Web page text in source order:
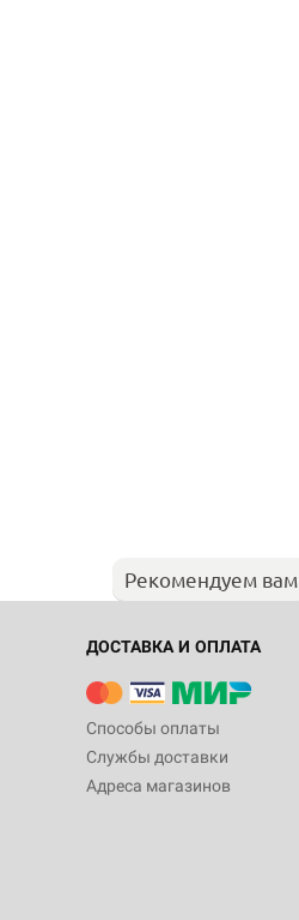
Рекомендуем вам
ДОСТАВКА И ОПЛАТА
Способы оплаты
Службы доставки
Адреса магазинов